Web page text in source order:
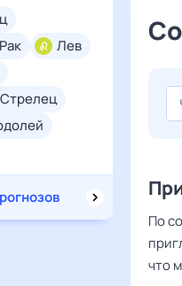
Рак
Лев
Стрелец
По
что